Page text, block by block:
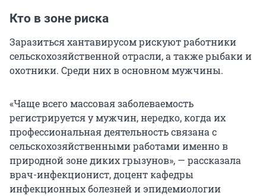
Кто в зоне риска
Заразиться хантавирусом рискуют работники
сельскохозяйственной отрасли, а также рыбаки и
охотники. Среди них в основном мужчины.
«Чаще всего массовая заболеваемость
регистрируется у мужчин, нередко, когда их
профессиональная деятельность связана с
сельскохозяйственными работами именно в
природной зоне диких грызунов», — рассказала
врач-инфекционист, доцент кафедры
инфекционных болезней и эпидемиологии